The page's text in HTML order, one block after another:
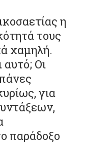
η
τους
χαμηλή.
αυτό; Οι
για
παράδοξο